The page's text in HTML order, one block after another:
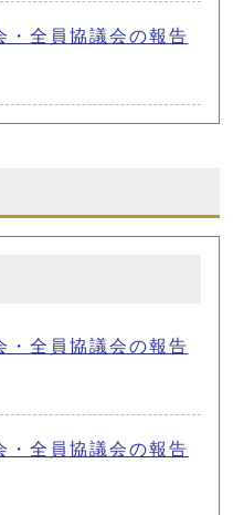
・全員協議会の報告
・全員協議会の報告
・全員協議会の報告